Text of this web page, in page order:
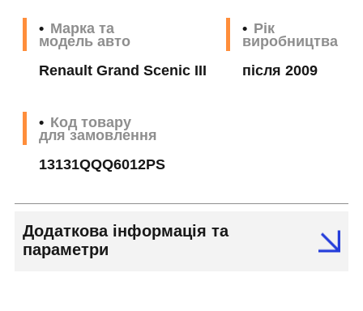
Марка та
модель авто
Renault Grand Scenic III
Рік
виробництва
після 2009
Код товару
для замовлення
13131QQQ6012PS
Додаткова інформація та
параметри